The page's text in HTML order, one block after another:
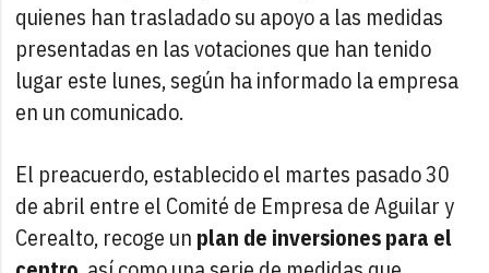
quienes han trasladado su apoyo a las medidas
presentadas en las votaciones que han tenido
lugar este lunes, según ha informado la empresa
en un comunicado.
El preacuerdo, establecido el martes pasado 30
de abril entre el Comité de Empresa de Aguilar y
Cerealto, recoge un plan de inversiones para el